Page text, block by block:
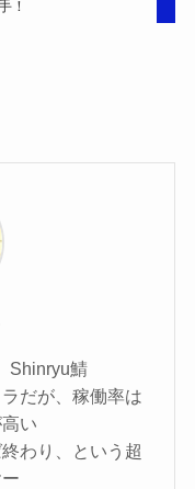
！
Shinryu鯖
だが、稼働率は
い
わり、という超